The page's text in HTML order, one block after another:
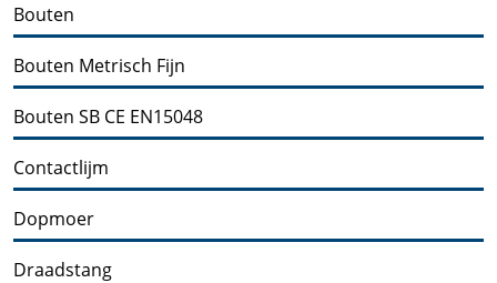
Bouten
Bouten Metrisch Fijn
Bouten SB CE EN15048
Contactlijm
Dopmoer
Draadstang